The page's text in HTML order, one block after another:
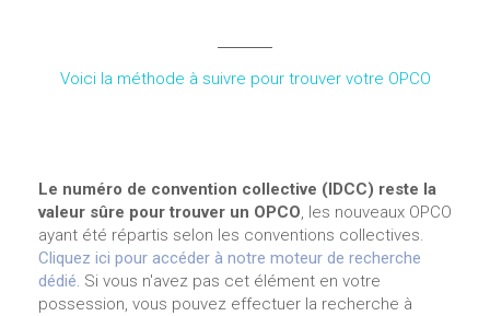
Voici la méthode à suivre pour trouver votre OPCO
Le numéro de convention collective (IDCC) reste la
valeur sûre pour trouver un OPCO, les nouveaux OPCO
ayant été répartis selon les conventions collectives.
Cliquez ici pour accéder à notre moteur de recherche
dédié. Si vous n'avez pas cet élément en votre
possession, vous pouvez effectuer la recherche à